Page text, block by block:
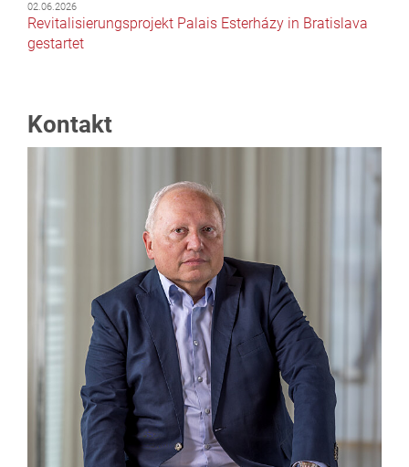
02.06.2026
Revitalisierungsprojekt Palais Esterházy in Bratislava
gestartet
Kontakt